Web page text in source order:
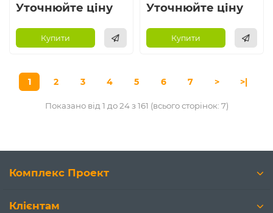
Уточнюйте ціну
Купити
Уточнюйте ціну
Купити
1 2 3 4 5 6 7 > >|
Показано від 1 до 24 з 161 (всього сторінок: 7)
Комплекс Проект
Клієнтам